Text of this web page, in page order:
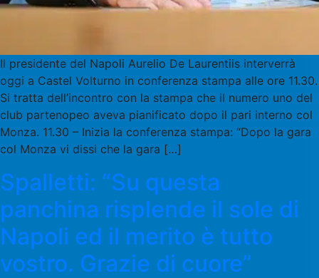
Il presidente del Napoli Aurelio De Laurentiis interverrà
oggi a Castel Volturno in conferenza stampa alle ore 11.30.
Si tratta dell’incontro con la stampa che il numero uno del
club partenopeo aveva pianificato dopo il pari interno col
Monza. 11.30 – Inizia la conferenza stampa: “Dopo la gara
col Monza vi dissi che la gara […]
Spalletti: “Su questa
panchina risplende il sole di
Napoli ed il merito è tutto
vostro. Grazie di cuore”